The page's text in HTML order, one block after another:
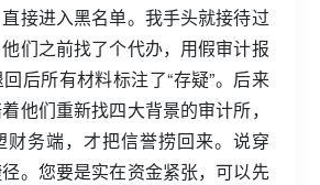
接进入黑名单。我手头就接待过
们之前找了个代办，用假审计报
后所有材料标注了“存疑”。后来
他们重新找四大背景的审计所，
财务端，才把信誉捞回来。说穿
。您要是实在资金紧张，可以先